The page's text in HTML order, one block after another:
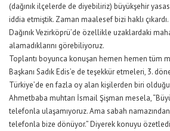
(dağınık ilçelerde de diyebiliriz) büyükşehir
iddia etmiştik. Zaman maalesef bizi haklı çıkardı.
Dağınık Vezirköprü’de özellikle uzaklardaki
alamadıklarını görebiliyoruz.
Toplantı boyunca konuşan hemen hemen tüm
Başkanı Sadık Edis’e de teşekkür etmeleri, 3.
Türkiye’de en fazla oy alan kişilerden biri
Ahmetbaba muhtarı İsmail Şişman mesela,
telefonla ulaşamıyoruz. Ama sabah
telefonla bize dönüyor.” Diyerek konuyu